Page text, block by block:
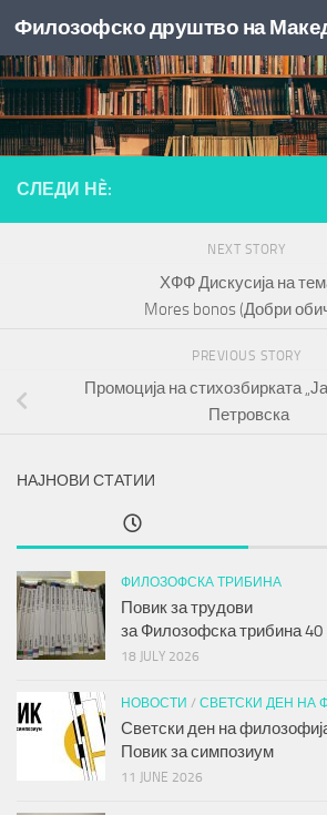
Skip to content
СЛЕДИ НÈ:
NEXT STORY
ХФФ Дискусија на
Mores bonos (Добри
PREVIOUS STORY
Промоција на стихозбирката
Петровска
НАЈНОВИ СТАТИИ
ФИЛОЗОФСКА ТРИБИНА
Повик за трудови
заФилозофска трибина40
18 JULY 2026
НОВОСТИ / СВЕТСКИ ДЕН НА
Светски ден на
Повик за симпозиум
11 JUNE 2026